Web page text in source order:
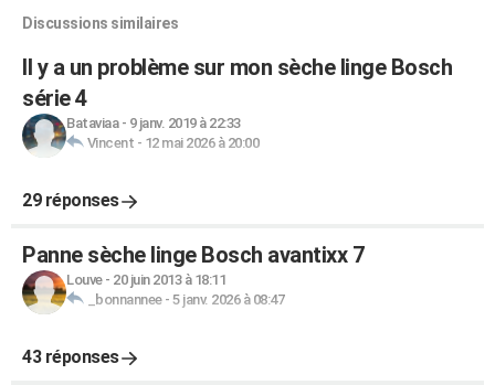
Discussions similaires
Il y a un problème sur mon sèche linge Bosch
série 4
Bataviaa- 9 janv. 2019 à 22:33
Vincent - 12 mai 2026 à 20:00
29 réponses
Panne sèche linge Bosch avantixx 7
Louve- 20 juin 2013 à 18:11
_bonnannee- 5 janv. 2026 à 08:47
43 réponses